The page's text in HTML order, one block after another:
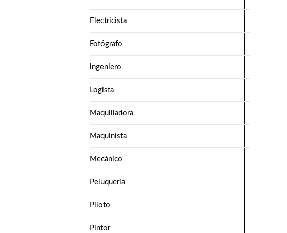
Electricista
Fotógrafo
ingeniero
Logista
Maquilladora
Maquinista
Mecánico
Peluquería
Piloto
Pintor